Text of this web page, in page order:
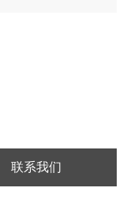
联系我们